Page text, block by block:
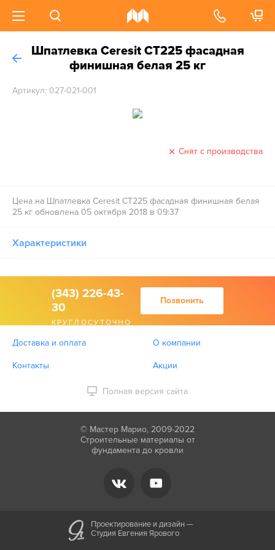
Шпатлевка Ceresit СТ225 фасадная
финишная белая 25 кг
Артикул: 027-021-001
Снят с производства
Цена на Шпатлевка Ceresit СТ225 фасадная финишная белая
25 кг обновлена 05 октября 2018 в 09:37
Характеристики
(343) 226-43-
30
КРУГЛОСУТОЧНО
Позвонить
Доставка и оплата О компании
Контакты Акции
Полная версия сайта
© Мастер Марио, 2009-2022
Строительные материалы от
фундамента до кровли
Проектирование и дизайн —
Студия Евгения Ярового